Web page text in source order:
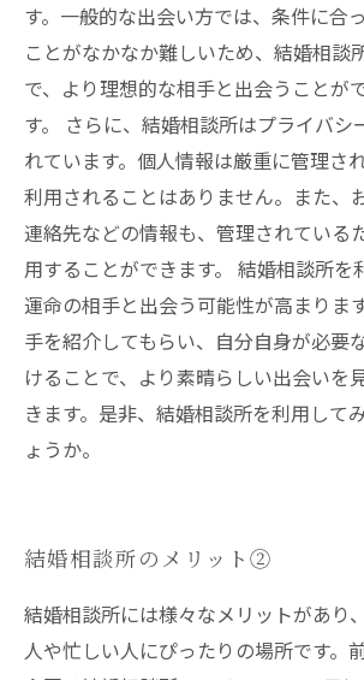
す。一般的な出会い方では、条件に合
ことがなかなか難しいため、結婚相談
で、より理想的な相手と出会うことが
す。 さらに、結婚相談所はプライバシ
れています。個人情報は厳重に管理さ
利用されることはありません。また、
連絡先などの情報も、管理されている
用することができます。 結婚相談所を
運命の相手と出会う可能性が高まりま
手を紹介してもらい、自分自身が必要
けることで、より素晴らしい出会いを
きます。是非、結婚相談所を利用して
ょうか。
結婚相談所のメリット②
結婚相談所には様々なメリットがあり
人や忙しい人にぴったりの場所です。